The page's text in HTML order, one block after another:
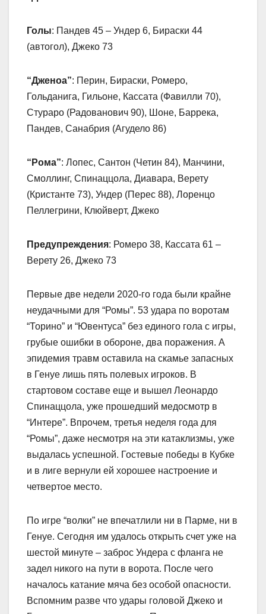
Голы: Пандев 45 – Ундер 6, Бираски 44
(автогол), Джеко 73
“Дженоа”: Перин, Бираски, Ромеро,
Гольданига, Гильоне, Кассата (Фавилли 70),
Стураро (Радованович 90), Шоне, Баррека,
Пандев, Санабрия (Агудело 86)
“Рома”: Лопес, Сантон (Четин 84), Манчини,
Смоллинг, Спинаццола, Диавара, Верету
(Кристанте 73), Ундер (Перес 88), Лоренцо
Пеллегрини, Клюйверт, Джеко
Предупреждения: Ромеро 38, Кассата 61 –
Верету 26, Джеко 73
Первые две недели 2020-го года были крайне
неудачными для “Ромы”. 53 удара по воротам
“Торино” и “Ювентуса” без единого гола с игры,
грубые ошибки в обороне, два поражения. А
эпидемия травм оставила на скамье запасных
в Генуе лишь пять полевых игроков. В
стартовом составе еще и вышел Леонардо
Спинаццола, уже прошедший медосмотр в
“Интере”. Впрочем, третья неделя года для
“Ромы”, даже несмотря на эти катаклизмы, уже
выдалась успешной. Гостевые победы в Кубке
и в лиге вернули ей хорошее настроение и
четвертое место.
По игре “волки” не впечатлили ни в Парме, ни в
Генуе. Сегодня им удалось открыть счет уже на
шестой минуте – заброс Ундера с фланга не
задел никого на пути в ворота. После чего
началось катание мяча без особой опасности.
Вспомним разве что удары головой Джеко и